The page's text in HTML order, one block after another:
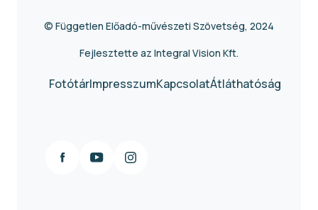
© Független Előadó-művészeti Szövetség, 2024
Fejlesztette az Integral Vision Kft.
FotótárImpresszumKapcsolatÁtláthatóság